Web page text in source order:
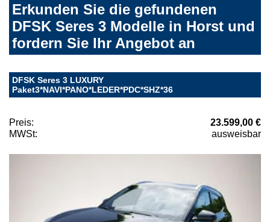
Erkunden Sie die gefundenen
DFSK Seres 3 Modelle in Horst und
fordern Sie Ihr Angebot an
DFSK Seres 3 LUXURY
Paket3*NAVI*PANO*LEDER*PDC*SHZ*36
Preis:
23.599,00 €
MWSt:
ausweisbar